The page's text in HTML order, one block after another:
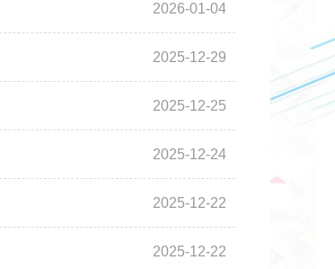
2026-01-04
2025-12-29
2025-12-25
2025-12-24
2025-12-22
2025-12-22